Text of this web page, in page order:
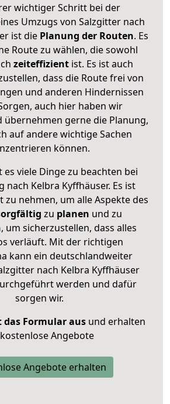
wichtiger Schritt bei der
Umzugs von Salzgitter nach
ist die Planung der Routen. Es
Route zu wählen, die sowohl
zeiteffizientist. Es ist auch
dass die Route frei von
und anderen Hindernissen
auch hier haben wir
übernehmen gerne die Planung,
auf andere wichtige Sachen
können.
es viele Dinge zu beachten bei
nach Kelbra Kyffhäuser. Es ist
zu nehmen, um alle Aspekte des
zu planen und zu
, um sicherzustellen, dass alles
verläuft. Mit der richtigen
kann ein deutschlandweiter
nach Kelbra Kyffhäuser
werden und dafür
sorgen wir.
das Formular ausund erhalten
Angebote
Angebote erhalten